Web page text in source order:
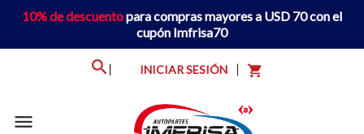
10% de descuentopara compras mayores a USD 70 con el
cupón Imfrisa70
INICIAR SESIÓN shopping_cart
menu